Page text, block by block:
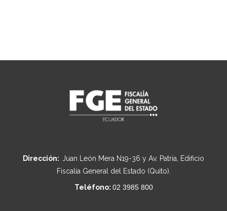
Dirección: Juan León Mera N19-36 y Av. Patria, Edificio
Fiscalía General del Estado (Quito).
Teléfono: 02 3985 800